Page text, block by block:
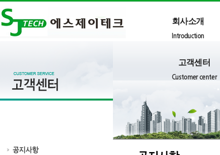
회사소개
Introduction
고객센터
Customer center